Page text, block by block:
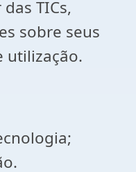
TICs,
sobre seus
utilização.